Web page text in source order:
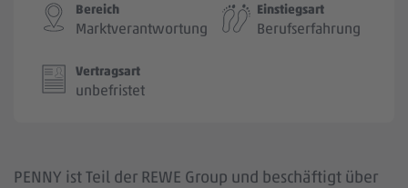
Bereich
Marktverantwortung
Einstiegsart
Berufserfahrung
Vertragsart
unbefristet
PENNY ist Teil der REWE Group und beschäftigt über